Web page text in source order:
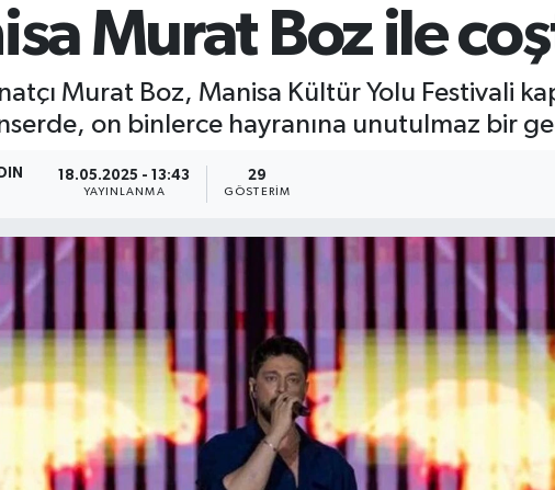
Murat Boz ile
Murat Boz, Manisa Kültür Yolu Festivali
on binlerce hayranına unutulmaz bir
18.05.2025 - 13:43
YAYINLANMA
29
GÖSTERIM